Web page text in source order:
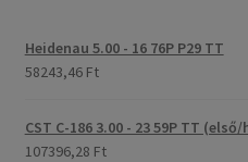
Heidenau 5.00 - 16 76P P29 TT
58243,46 Ft
CST C-186 3.00 - 23 59P TT
107396,28 Ft